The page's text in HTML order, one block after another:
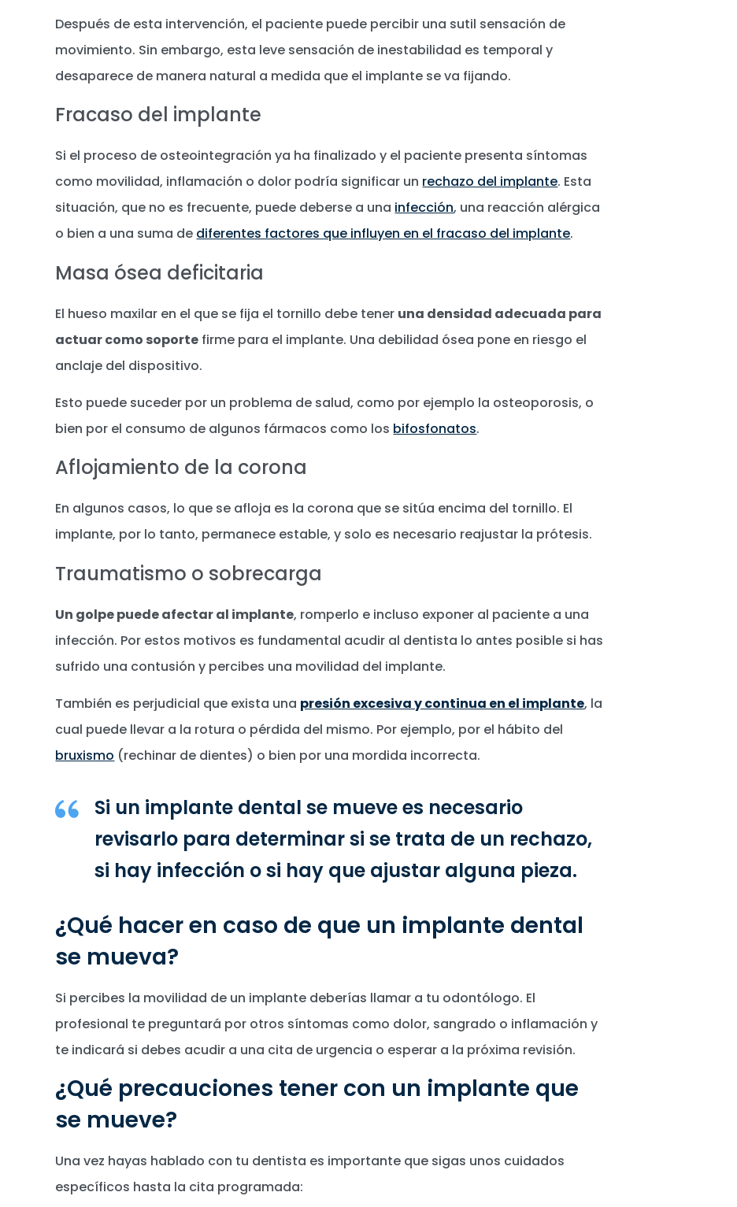
Después de esta intervención, el paciente puede percibir una sutil sensación de
movimiento. Sin embargo, esta leve sensación de inestabilidad es temporal y
desaparece de manera natural a medida que el implante se va fijando.
Fracaso del implante
Si el proceso de osteointegración ya ha finalizado y el paciente presenta síntomas
como movilidad, inflamación o dolor podría significar un rechazo del implante. Esta
situación, que no es frecuente, puede deberse a una infección, una reacción alérgica
o bien a una suma de diferentes factores que influyen en el fracaso del implante.
Masa ósea deficitaria
El hueso maxilar en el que se fija el tornillo debe tener una densidad adecuada para
actuar como soporte firme para el implante. Una debilidad ósea pone en riesgo el
anclaje del dispositivo.
Esto puede suceder por un problema de salud, como por ejemplo la osteoporosis, o
bien por el consumo de algunos fármacos como los bifosfonatos.
Aflojamiento de la corona
En algunos casos, lo que se afloja es la corona que se sitúa encima del tornillo. El
implante, por lo tanto, permanece estable, y solo es necesario reajustar la prótesis.
Traumatismo o sobrecarga
Un golpe puede afectar al implante, romperlo e incluso exponer al paciente a una
infección. Por estos motivos es fundamental acudir al dentista lo antes posible si has
sufrido una contusión y percibes una movilidad del implante.
También es perjudicial que exista una presión excesiva y continua en el implante, la
cual puede llevar a la rotura o pérdida del mismo. Por ejemplo, por el hábito del
bruxismo (rechinar de dientes) o bien por una mordida incorrecta.
Si un implante dental se mueve es necesario
revisarlo para determinar si se trata de un rechazo,
si hay infección o si hay que ajustar alguna pieza.
¿Qué hacer en caso de que un implante dental
se mueva?
Si percibes la movilidad de un implante deberías llamar a tu odontólogo. El
profesional te preguntará por otros síntomas como dolor, sangrado o inflamación y
te indicará si debes acudir a una cita de urgencia o esperar a la próxima revisión.
¿Qué precauciones tener con un implante que
se mueve?
Una vez hayas hablado con tu dentista es importante que sigas unos cuidados
específicos hasta la cita programada: